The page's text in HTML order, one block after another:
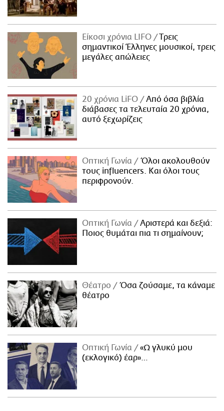
Είκοσι χρόνια LIFO
Tρεις
σημαντικοί Έλληνες μουσικοί, τρεις
μεγάλες απώλειες
20 χρόνια LiFO
Από όσα βιβλία
διάβασες τα τελευταία 20 χρόνια,
αυτό ξεχωρίζεις
Οπτική Γωνία
Όλοι ακολουθούν
τους influencers. Και όλοι τους
περιφρονούν.
Οπτική Γωνία
Αριστερά και δεξιά:
Ποιος θυμάται πια τι σημαίνουν;
Θέατρο
Όσα ζούσαμε, τα κάναμε
θέατρο
Οπτική Γωνία
«Ω γλυκύ μου
(εκλογικό) έαρ»…